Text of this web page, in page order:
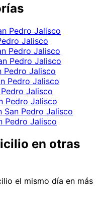
Pedro Jalisco
Jalisco
Pedro Jalisco
Pedro Jalisco
Pedro Jalisco
Pedro Jalisco
Jalisco
Pedro Jalisco
San Pedro Jalisco
Pedro Jalisco
en otras
el mismo día en más